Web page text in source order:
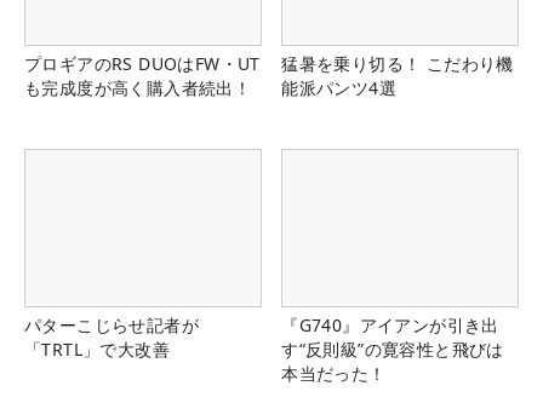
プロギアのRS DUOはFW・UT
も完成度が高く購入者続出！
猛暑を乗り切る！ こだわり機
能派パンツ4選
パターこじらせ記者が
「TRTL」で大改善
『G740』アイアンが引き出
す“反則級”の寛容性と飛びは
本当だった！